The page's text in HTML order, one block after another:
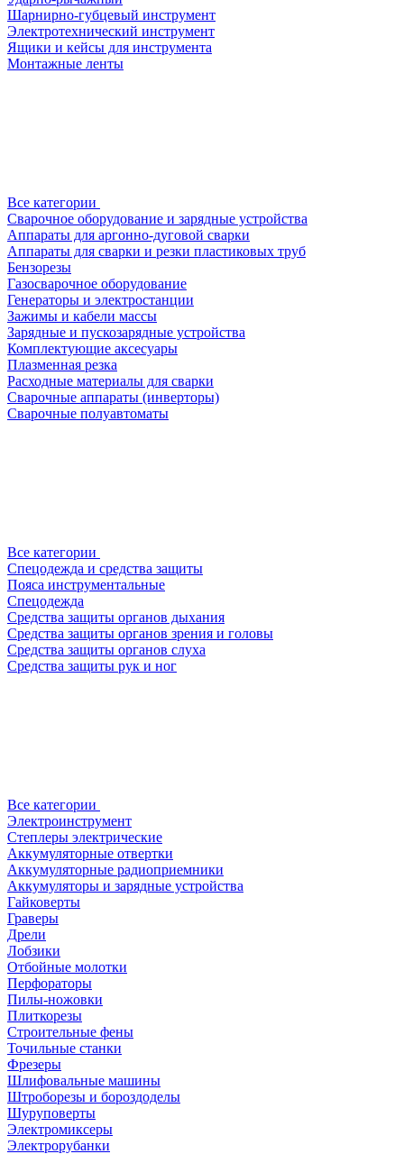
Шарнирно-губцевый инструмент
Электротехнический инструмент
Ящики и кейсы для инструмента
Монтажные ленты
Все категории
Сварочное оборудование и зарядные устройства
Аппараты для аргонно-дуговой сварки
Аппараты для сварки и резки пластиковых труб
Бензорезы
Газосварочное оборудование
Генераторы и электростанции
Зажимы и кабели массы
Зарядные и пускозарядные устройства
Комплектующие аксесуары
Плазменная резка
Расходные материалы для сварки
Сварочные аппараты (инверторы)
Сварочные полуавтоматы
Все категории
Спецодежда и средства защиты
Пояса инструментальные
Спецодежда
Средства защиты органов дыхания
Средства защиты органов зрения и головы
Средства защиты органов слуха
Средства защиты рук и ног
Все категории
Электроинструмент
Степлеры электрические
Аккумуляторные отвертки
Аккумуляторные радиоприемники
Аккумуляторы и зарядные устройства
Гайковерты
Граверы
Дрели
Лобзики
Отбойные молотки
Перфораторы
Пилы-ножовки
Плиткорезы
Строительные фены
Точильные станки
Фрезеры
Шлифовальные машины
Штроборезы и бороздоделы
Шуруповерты
Электромиксеры
Электрорубанки